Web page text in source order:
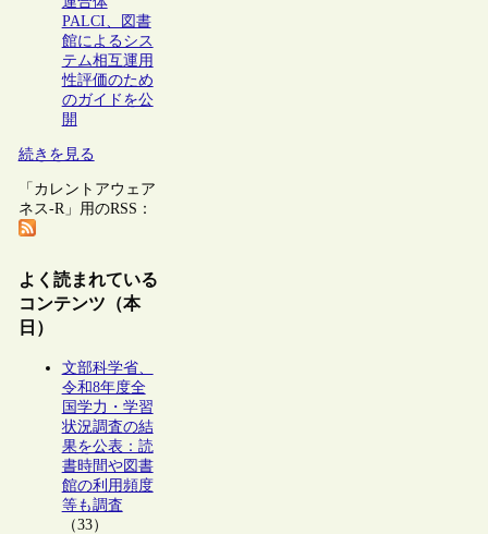
PALCI、図書
館によるシス
テム相互運用
性評価のため
のガイドを公
開
続きを見る
「カレントアウェア
ネス-R」用のRSS：
よく読まれている
コンテンツ（本
日）
文部科学省、
令和8年度全
国学力・学習
状況調査の結
果を公表：読
書時間や図書
館の利用頻度
等も調査
（33）